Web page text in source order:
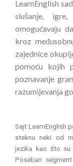
LearnEnglish
slušanje,
omogućavaju
kroz
zajednice
pomoću kojih
poznavanje
razumijevanja
Sajt LearnEnglish
steknu neki od
jezika kao što su
Poseban